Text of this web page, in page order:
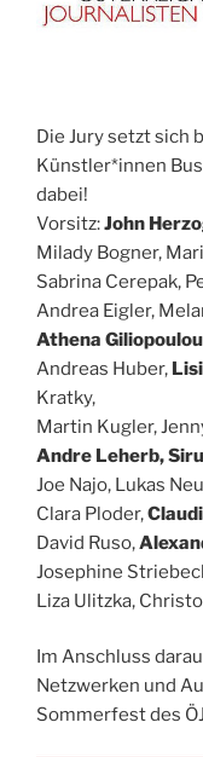
Die Jury setzt sich
Künstler*innen
dabei!
Vorsitz:John
Milady Bogner,
Sabrina Cerepak,
Andrea Eigler,
Athena
Andreas Huber,
Kratky,
Martin Kugler,
Andre Leherb,
Joe Najo, Lukas
Clara Ploder,
David Ruso,
Josephine
Liza Ulitzka,
Im Anschluss
Netzwerken und
Sommerfest des